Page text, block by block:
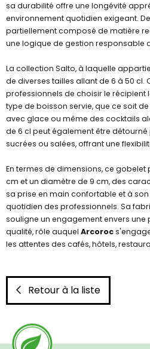
sa durabilité offre une longévité
environnement quotidien exigeant.
partiellement composé de matière
une logique de gestion responsable
La collection Salto, à laquelle
de diverses tailles allant de 6 à 50 cl.
professionnels de choisir le récipient
type de boisson servie, que ce soit
avec glace ou même des cocktails
de 6 cl peut également être
sucrées ou salées, offrant une
En termes de dimensions, ce gobelet
cm et un diamètre de 9 cm, des
sa prise en main confortable et à
quotidien des professionnels. Sa
souligne un engagement envers
qualité, rôle auquel Arcoroc
les attentes des cafés, hôtels,
Retour à la liste